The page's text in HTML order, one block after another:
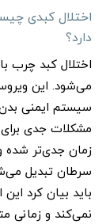
اختلال کبدی
دارد؟
اختلال کبد چرب
می‌شود. این
سیستم ایمنی
مشکلات جدی
زمان جدی‌تر
سرطان تبدیل
باید بیان کرد
نمی‌کند و زمانی